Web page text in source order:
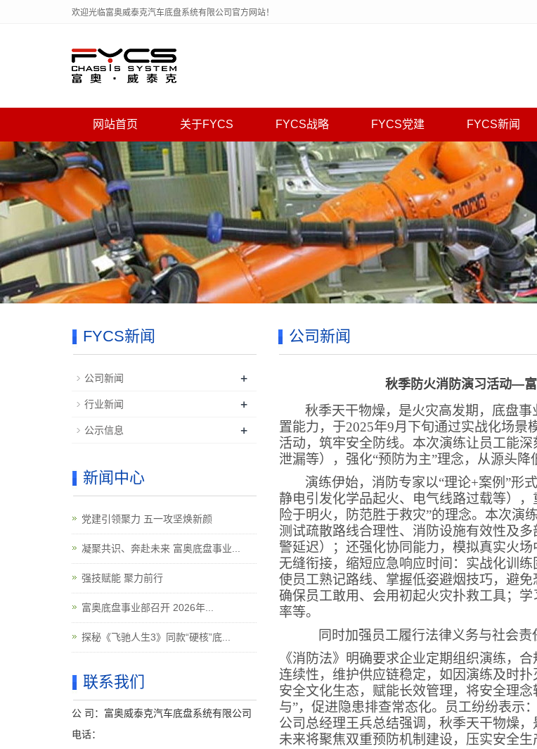
欢迎光临富奥威泰克汽车底盘系统有限公司官方网站！
网站首页 关于FYCS FYCS战略 FYCS党建 FYCS新闻
公司新闻
秋季防火消防演习活动—
秋季天干物燥，是火灾高发期，底盘
置能力，于2025年9月下旬通过实战化场
活动，筑牢安全防线。本次演练让员工能
泄漏等），强化“预防为主”理念，从源头降
演练伊始，消防专家以“理论+案例”形
静电引发化学品起火、电气线路过载等）
险于明火，防范胜于救灾”的理念。本次演
测试疏散路线合理性、消防设施有效性及
警延迟）；还强化协同能力，模拟真实火
无缝衔接，缩短应急响应时间：实战化训
使员工熟记路线、掌握低姿避烟技巧，避
确保员工敢用、会用初起火灾扑救工具；
率等。
同时加强员工履行法律义务与社会责
《消防法》明确要求企业定期组织演练，
连续性，维护供应链稳定，如因演练及时
安全文化生态，赋能长效管理，将安全理
与”，促进隐患排查常态化。员工纷纷表示
公司总经理王兵总结强调，秋季天干物燥
未来将聚焦双重预防机制建设，压实安全
FYCS新闻
公司新闻 +
行业新闻 +
公示信息 +
新闻中心
党建引领聚力 五一攻坚焕新颜
凝聚共识、奔赴未来 富奥底盘事业...
强技赋能 聚力前行
富奥底盘事业部召开 2026年...
探秘《飞驰人生3》同款“硬核”底...
联系我们
公 司：富奥威泰克汽车底盘系统有限公司
电话：